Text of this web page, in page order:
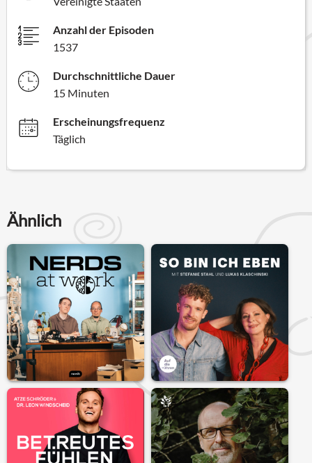
Anzahl der Episoden
1537
Durchschnittliche Dauer
15 Minuten
Erscheinungsfrequenz
Täglich
Ähnlich